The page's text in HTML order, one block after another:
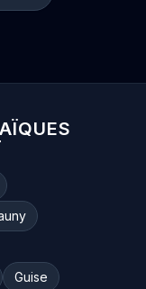
Guise